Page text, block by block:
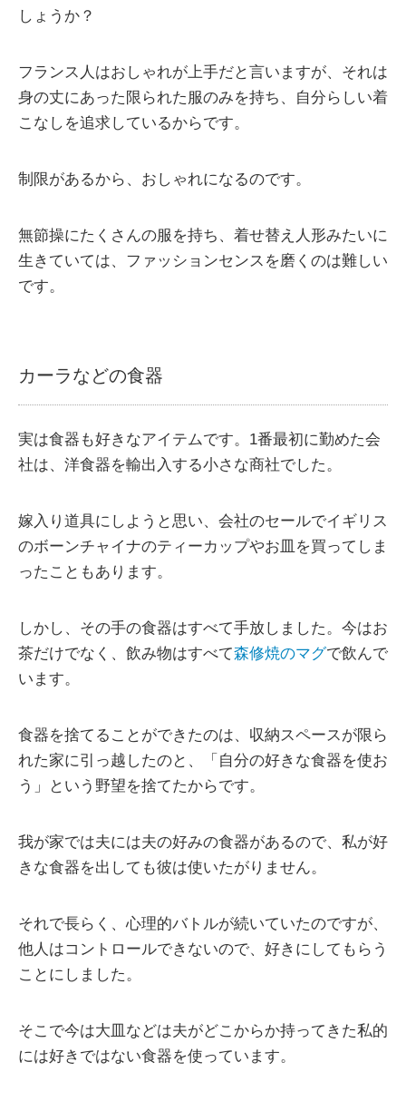
しょうか？
フランス人はおしゃれが上手だと言いますが、それは
身の丈にあった限られた服のみを持ち、自分らしい着
こなしを追求しているからです。
制限があるから、おしゃれになるのです。
無節操にたくさんの服を持ち、着せ替え人形みたいに
生きていては、ファッションセンスを磨くのは難しい
です。
カーラなどの食器
実は食器も好きなアイテムです。1番最初に勤めた会
社は、洋食器を輸出入する小さな商社でした。
嫁入り道具にしようと思い、会社のセールでイギリス
のボーンチャイナのティーカップやお皿を買ってしま
ったこともあります。
しかし、その手の食器はすべて手放しました。今はお
茶だけでなく、飲み物はすべて森修焼のマグで飲んで
います。
食器を捨てることができたのは、収納スペースが限ら
れた家に引っ越したのと、「自分の好きな食器を使お
う」という野望を捨てたからです。
我が家では夫には夫の好みの食器があるので、私が好
きな食器を出しても彼は使いたがりません。
それで長らく、心理的バトルが続いていたのですが、
他人はコントロールできないので、好きにしてもらう
ことにしました。
そこで今は大皿などは夫がどこからか持ってきた私的
には好きではない食器を使っています。